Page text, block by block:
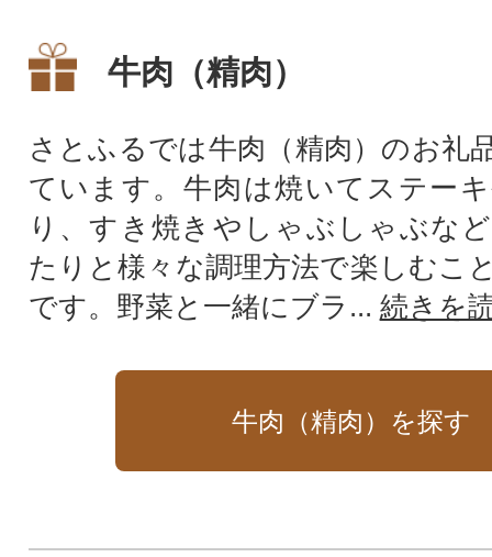
牛肉（精肉）
さとふるでは牛肉（精肉）のお礼
ています。牛肉は焼いてステー
り、すき焼きやしゃぶしゃぶな
たりと様々な調理方法で楽しむこ
です。野菜と一緒にブラ... 続きを
牛肉（精肉）を探す